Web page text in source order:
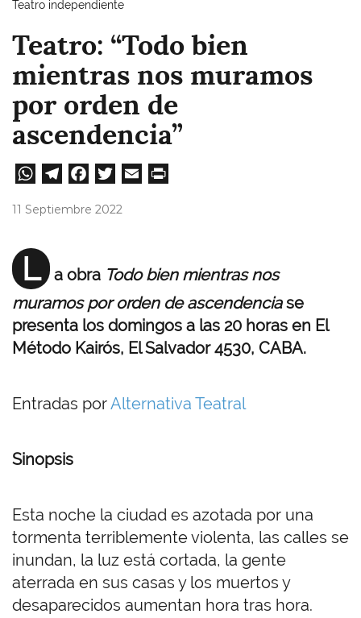
Teatro independiente
Teatro: “Todo bien
mientras nos muramos
por orden de
ascendencia”
W
A
pp
Te
m
Fa
11 Septiembre 2022
L a obra Todo bien mientras nos
muramos por orden de ascendenciase
presenta los domingos a las 20 horas en El
Método Kairós, El Salvador 4530, CABA.
Entradas porAlternativa Teatral
Sinopsis
Esta noche la ciudad es azotada por una
tormenta terriblemente violenta, las calles se
inundan, la luz está cortada, la gente
aterrada en sus casas y los muertos y
desaparecidos aumentan hora tras hora.